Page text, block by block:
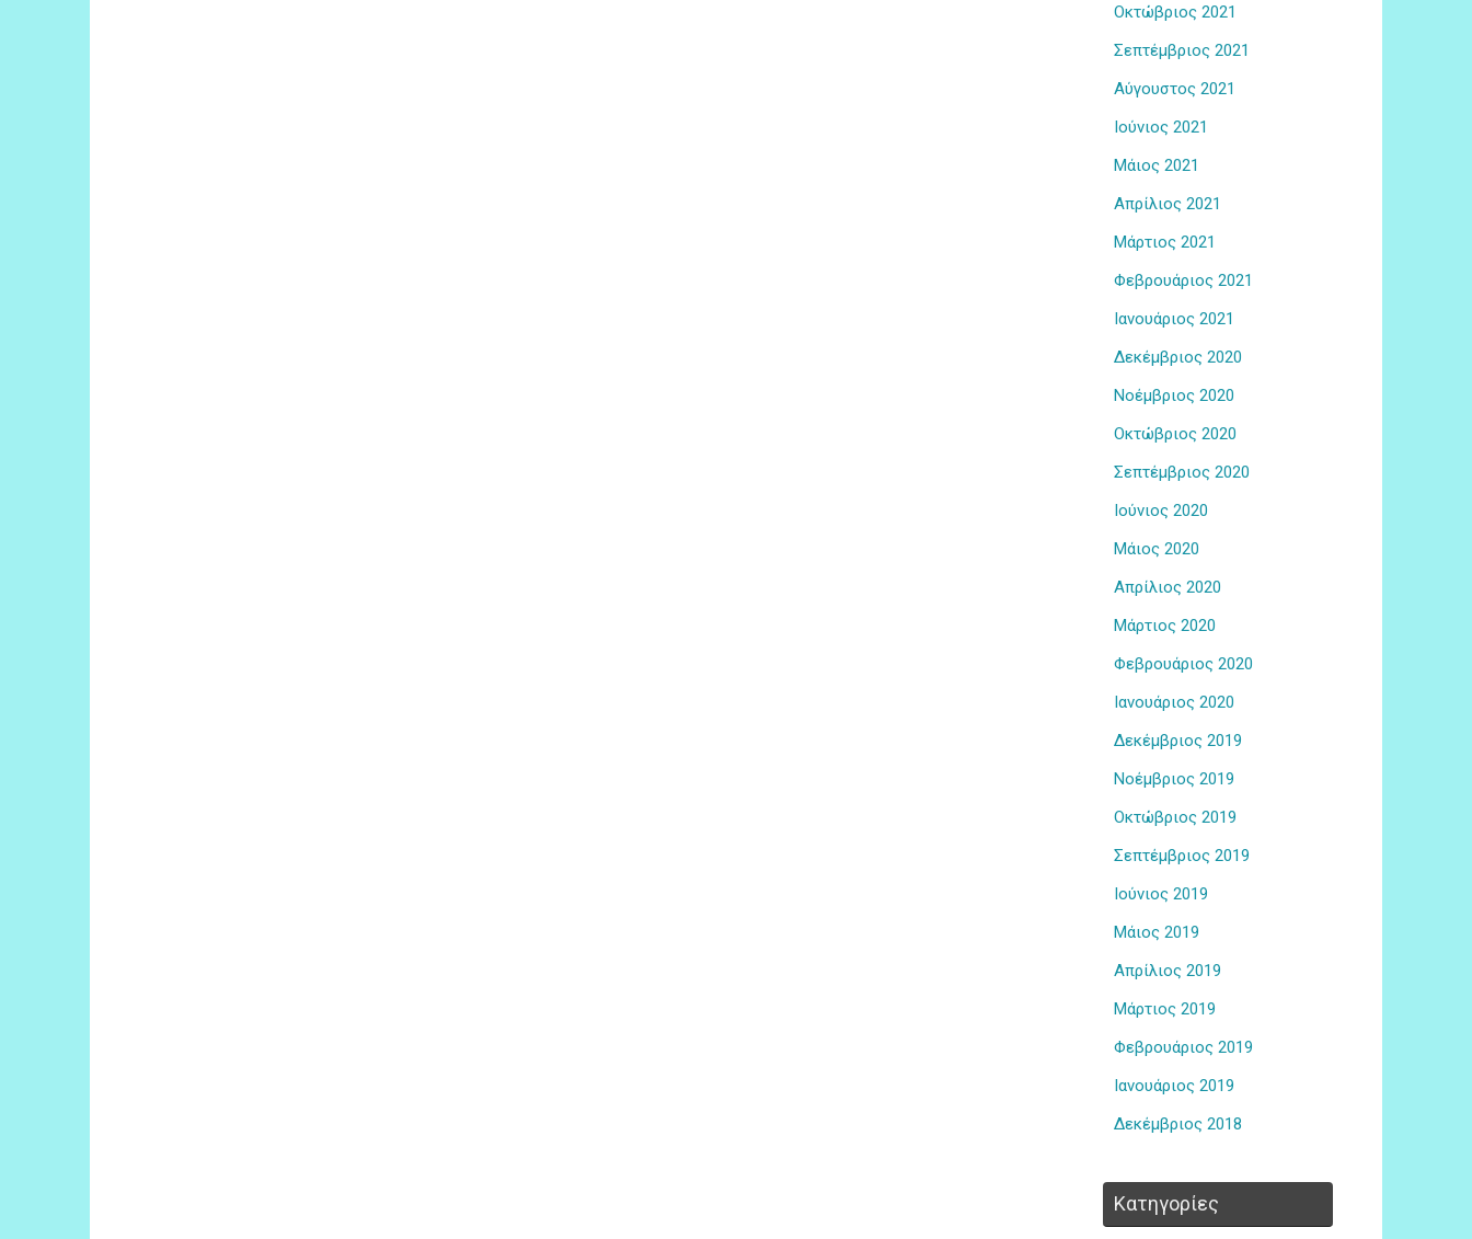
Οκτώβριος 2021
Σεπτέμβριος 2021
Αύγουστος 2021
Ιούνιος 2021
Μάιος 2021
Απρίλιος 2021
Μάρτιος 2021
Φεβρουάριος 2021
Ιανουάριος 2021
Δεκέμβριος 2020
Νοέμβριος 2020
Οκτώβριος 2020
Σεπτέμβριος 2020
Ιούνιος 2020
Μάιος 2020
Απρίλιος 2020
Μάρτιος 2020
Φεβρουάριος 2020
Ιανουάριος 2020
Δεκέμβριος 2019
Νοέμβριος 2019
Οκτώβριος 2019
Σεπτέμβριος 2019
Ιούνιος 2019
Μάιος 2019
Απρίλιος 2019
Μάρτιος 2019
Φεβρουάριος 2019
Ιανουάριος 2019
Δεκέμβριος 2018
Kατηγορίες